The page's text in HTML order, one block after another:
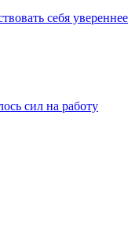
себя увереннее
сил на работу